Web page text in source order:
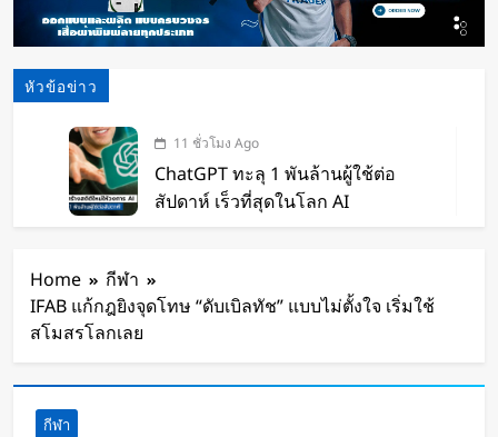
หัวข้อข่าว
11 ชั่วโมง Ago
ChatGPT ทะลุ 1 พันล้านผู้ใช้ต่อ
สัปดาห์ เร็วที่สุดในโลก AI
ชั้นบน รองรับผู้โดยสารได้ 7 ที่นั่ง
อิเล็กทรอนิกส์” ที่รับรู้การสัมผัสและ
Home
กีฬา
IFAB แก้กฎยิงจุดโทษ “ดับเบิลทัช” แบบไม่ตั้งใจ เริ่มใช้
สโมสรโลกเลย
กีฬา